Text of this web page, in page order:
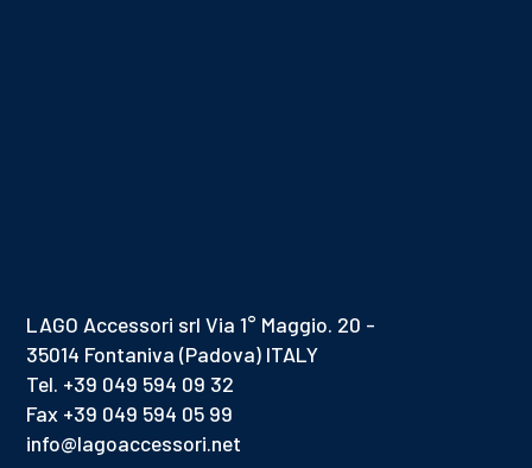
LAGO Accessori srl Via 1° Maggio. 20 -
35014 Fontaniva (Padova) ITALY
Tel. +39 049 594 09 32
Fax +39 049 594 05 99
info@lagoaccessori.net